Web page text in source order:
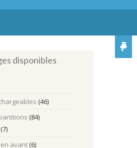
disponibles
(46)
(84)
(7)
avant (6)